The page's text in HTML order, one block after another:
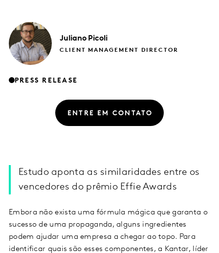
Juliano Picoli
CLIENT MANAGEMENT DIRECTOR
PRESS RELEASE
ENTRE EM CONTATO
Estudo aponta as similaridades entre os
vencedores do prêmio Effie Awards
Embora não exista uma fórmula mágica que garanta o
sucesso de uma propaganda, alguns ingredientes
podem ajudar uma empresa a chegar ao topo. Para
identificar quais são esses componentes, a Kantar, líder